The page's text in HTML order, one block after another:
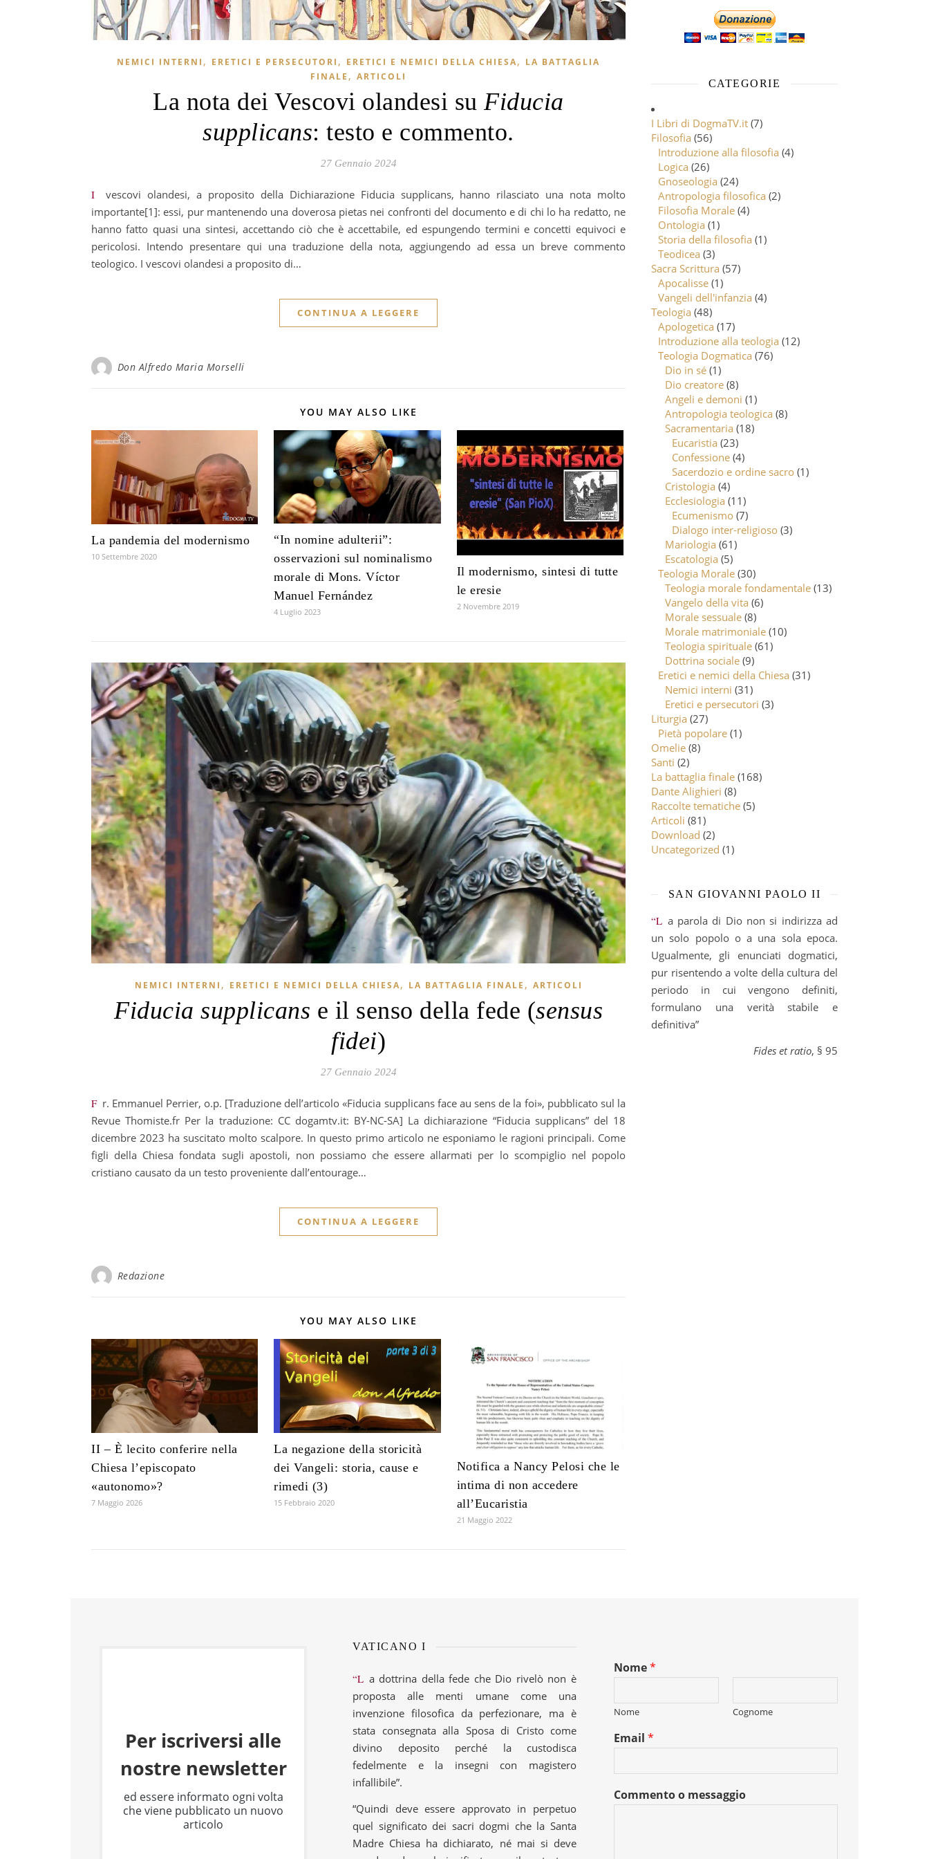
NEMICI INTERNI , ERETICI E PERSECUTORI , ERETICI E NEMICI DELLA CHIESA, LA BATTAGLIA
FINALE , ARTICOLI
La nota dei Vescovi olandesi su Fiducia
supplicans: testo e commento.
27 Gennaio 2024
I vescovi olandesi, a proposito della Dichiarazione Fiducia supplicans, hanno rilasciato una nota molto
importante[1]: essi, pur mantenendo una doverosa pietas nei confronti del documento e di chi lo ha redatto, ne
hanno fatto quasi una sintesi, accettando ciò che è accettabile, ed espungendo termini e concetti equivoci e
pericolosi. Intendo presentare qui una traduzione della nota, aggiungendo ad essa un breve commento
teologico. I vescovi olandesi a proposito di…
CONTINUA A LEGGERE
Don Alfredo Maria Morselli
YOU MAY ALSO LIKE
La pandemia del modernismo
10 Settembre 2020
“In nomine adulterii”:
osservazioni sul nominalismo
morale di Mons. Víctor
Manuel Fernández
4 Luglio 2023
Il modernismo, sintesi di tutte
le eresie
2 Novembre 2019
NEMICI INTERNI , ERETICI E NEMICI DELLA CHIESA, LA BATTAGLIA FINALE , ARTICOLI
Fiducia supplicans e il senso della fede (sensus
fidei)
27 Gennaio 2024
Fr. Emmanuel Perrier, o.p. [Traduzione dell’articolo «Fiducia supplicans face au sens de la foi», pubblicato sul la
Revue Thomiste.fr Per la traduzione: CC dogamtv.it: BY-NC-SA] La dichiarazione “Fiducia supplicans” del 18
dicembre 2023 ha suscitato molto scalpore. In questo primo articolo ne esponiamo le ragioni principali. Come
figli della Chiesa fondata sugli apostoli, non possiamo che essere allarmati per lo scompiglio nel popolo
cristiano causato da un testo proveniente dall’entourage…
CONTINUA A LEGGERE
Redazione
YOU MAY ALSO LIKE
II – È lecito conferire nella
Chiesa l’episcopato
«autonomo»?
7 Maggio 2026
La negazione della storicità
dei Vangeli: storia, cause e
rimedi (3)
15 Febbraio 2020
Notifica a Nancy Pelosi che le
intima di non accedere
all’Eucaristia
21 Maggio 2022
CATEGORIE
I Libri di DogmaTV.it (7)
Filosofia (56)
Introduzione alla filosofia (4)
Logica (26)
Gnoseologia (24)
Antropologia filosofica (2)
Filosofia Morale (4)
Ontologia (1)
Storia della filosofia (1)
Teodicea (3)
Sacra Scrittura (57)
Apocalisse (1)
Vangeli dell'infanzia (4)
Teologia (48)
Apologetica (17)
Introduzione alla teologia (12)
Teologia Dogmatica (76)
Dio in sé (1)
Dio creatore (8)
Angeli e demoni (1)
Antropologia teologica (8)
Sacramentaria (18)
Eucaristia (23)
Confessione (4)
Sacerdozio e ordine sacro (1)
Cristologia (4)
Ecclesiologia (11)
Ecumenismo (7)
Dialogo inter-religioso (3)
Mariologia (61)
Escatologia (5)
Teologia Morale (30)
Teologia morale fondamentale (13)
Vangelo della vita (6)
Morale sessuale (8)
Morale matrimoniale (10)
Teologia spirituale (61)
Dottrina sociale (9)
Eretici e nemici della Chiesa (31)
Nemici interni (31)
Eretici e persecutori (3)
Liturgia (27)
Pietà popolare (1)
Omelie (8)
Santi (2)
La battaglia finale (168)
Dante Alighieri (8)
Raccolte tematiche (5)
Articoli (81)
Download (2)
Uncategorized (1)
SAN GIOVANNI PAOLO II
“La parola di Dio non si indirizza ad
un solo popolo o a una sola epoca.
Ugualmente, gli enunciati dogmatici,
pur risentendo a volte della cultura del
periodo in cui vengono definiti,
formulano una verità stabile e
definitiva”
Fides et ratio, § 95
Per iscriversi alle
nostre newsletter
ed essere informato ogni volta
che viene pubblicato un nuovo
articolo
VATICANO I
“La dottrina della fede che Dio rivelò non è
proposta alle menti umane come una
invenzione filosofica da perfezionare, ma è
stata consegnata alla Sposa di Cristo come
divino deposito perché la custodisca
fedelmente e la insegni con magistero
infallibile”.
“Quindi deve essere approvato in perpetuo
quel significato dei sacri dogmi che la Santa
Madre Chiesa ha dichiarato, né mai si deve
Nome*
Nome Cognome
Email *
Commento o messaggio